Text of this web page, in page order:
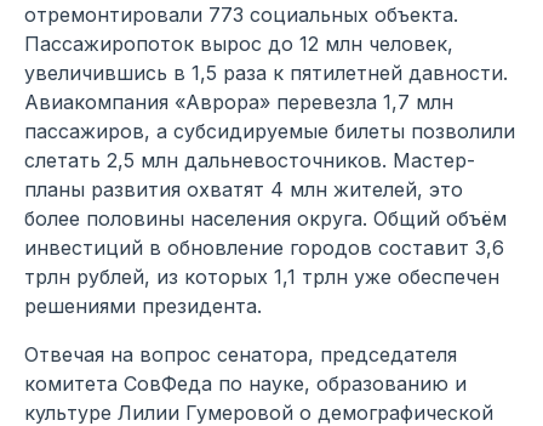
отремонтировали 773 социальных объекта.
Пассажиропоток вырос до 12 млн человек,
увеличившись в 1,5 раза к пятилетней давности.
Авиакомпания «Аврора» перевезла 1,7 млн
пассажиров, а субсидируемые билеты позволили
слетать 2,5 млн дальневосточников. Мастер-
планы развития охватят 4 млн жителей, это
более половины населения округа. Общий объём
инвестиций в обновление городов составит 3,6
трлн рублей, из которых 1,1 трлн уже обеспечен
решениями президента.
Отвечая на вопрос сенатора, председателя
комитета СовФеда по науке, образованию и
культуре Лилии Гумеровой о демографической